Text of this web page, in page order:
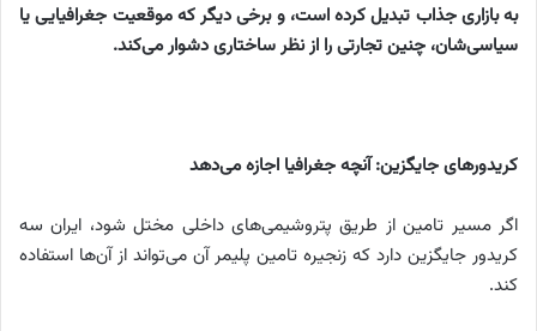
به بازاری جذاب تبدیل کرده است، و برخی دیگر که موقعیت جغرافیایی یا
سیاسی‌شان، چنین تجارتی را از نظر ساختاری دشوار می‌کند.
کریدورهای جایگزین: آنچه جغرافیا اجازه می‌دهد
اگر مسیر تامین از طریق پتروشیمی‌های داخلی مختل شود، ایران سه
کریدور جایگزین دارد که زنجیره تامین پلیمر آن می‌تواند از آن‌ها استفاده
کند.